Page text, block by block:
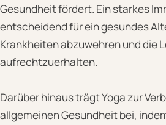
Gesundheit fördert. Ein starkes
entscheidend für ein gesundes
Krankheiten abzuwehren und die
aufrechtzuerhalten.
Darüber hinaus trägt Yoga zur
allgemeinen Gesundheit bei,